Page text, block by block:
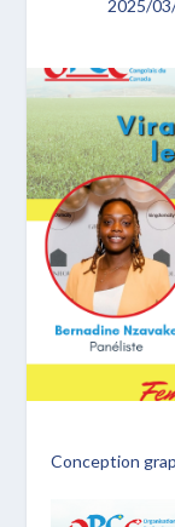
2025/
Conception